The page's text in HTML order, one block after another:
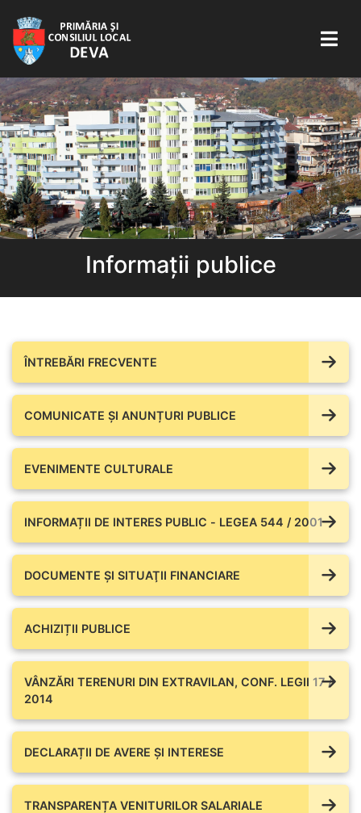
Informații publice
ÎNTREBĂRI FRECVENTE
COMUNICATE ŞI ANUNȚURI PUBLICE
EVENIMENTE CULTURALE
INFORMAȚII DE INTERES PUBLIC - LEGEA 544 / 2001
DOCUMENTE ŞI SITUAŢII FINANCIARE
ACHIZIȚII PUBLICE
VÂNZĂRI TERENURI DIN EXTRAVILAN, CONF. LEGII 17 /
2014
DECLARAȚII DE AVERE ŞI INTERESE
TRANSPARENȚA VENITURILOR SALARIALE